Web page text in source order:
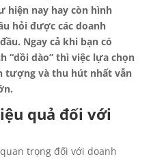
hiện nay hay còn hình
hỏi được các doanh
Ngay cả khi bạn có
“dồi dào” thì việc lựa chọn
tượng và thu hút nhất vẫn
quả đối với
trọng đối với doanh